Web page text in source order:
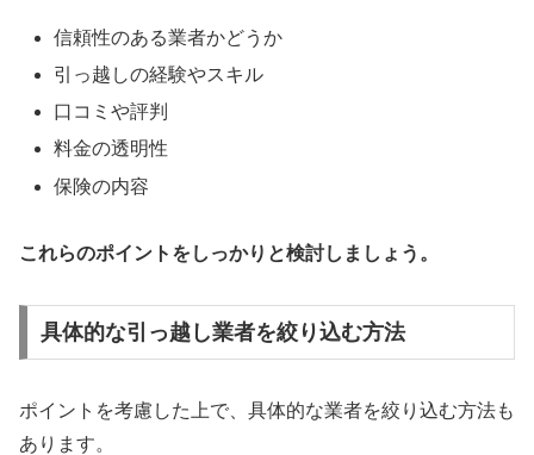
信頼性のある業者かどうか
引っ越しの経験やスキル
口コミや評判
料金の透明性
保険の内容
これらのポイントをしっかりと検討しましょう。
具体的な引っ越し業者を絞り込む方法
ポイントを考慮した上で、具体的な業者を絞り込む方法も
あります。